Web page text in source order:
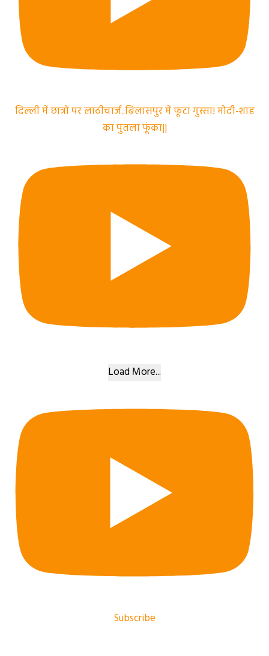
दिल्ली में छात्रों पर लाठीचार्ज..बिलासपुर में फूटा गुस्सा! मोदी-शाह
का पुतला फूंका||
Load More...
Subscribe